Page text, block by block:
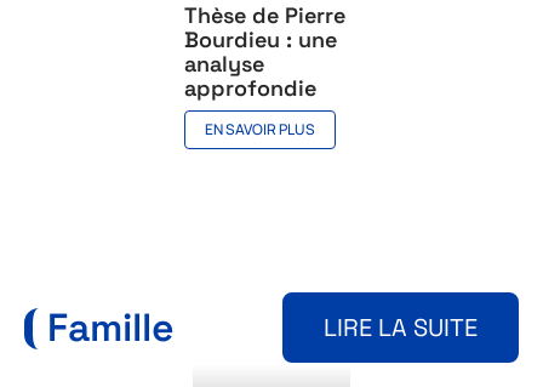
Thèse de Pierre
Bourdieu : une
analyse
approfondie
EN SAVOIR PLUS
Famille LIRE LA SUITE